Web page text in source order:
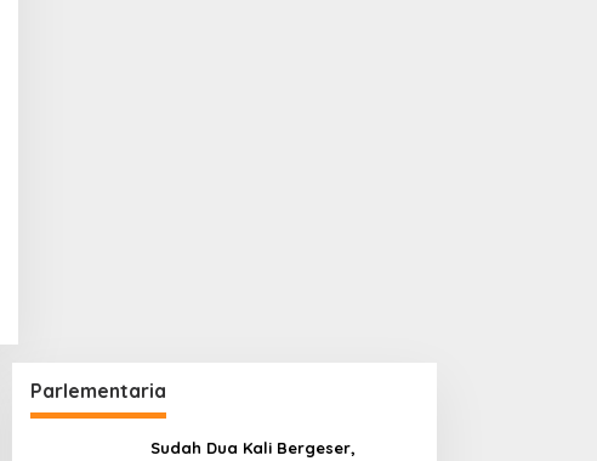
Parlementaria
Sudah Dua Kali Bergeser,